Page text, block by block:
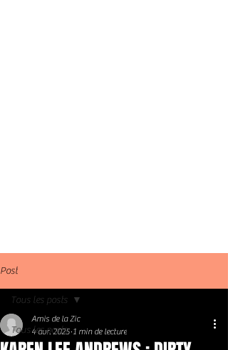
Post
Tous les posts
Tous les posts
Amis de la Zic
4 avr. 2025 1 min de lecture